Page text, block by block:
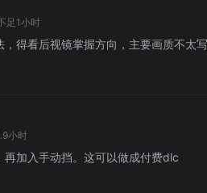
足1小时
得看后视镜掌握方向，主要画质不太
小时
加入手动挡。这可以做成付费dlc